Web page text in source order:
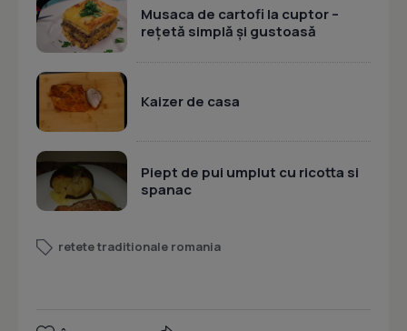
Musaca de cartofi la cuptor –
rețetă simplă și gustoasă
Kaizer de casa
Piept de pui umplut cu ricotta si
spanac
retete traditionale romania